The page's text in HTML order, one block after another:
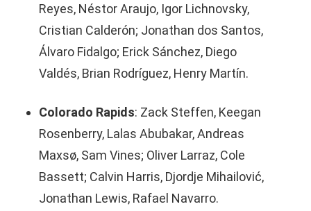
Reyes, Néstor Araujo, Igor Lichnovsky,
Cristian Calderón; Jonathan dos Santos,
Álvaro Fidalgo; Erick Sánchez, Diego
Valdés, Brian Rodríguez, Henry Martín.
Colorado Rapids: Zack Steffen, Keegan
Rosenberry, Lalas Abubakar, Andreas
Maxsø, Sam Vines; Oliver Larraz, Cole
Bassett; Calvin Harris, Djordje Mihailović,
Jonathan Lewis, Rafael Navarro.